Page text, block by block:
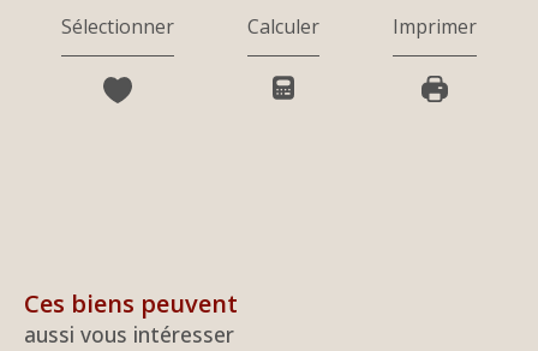
Sélectionner Calculer Imprimer
Ces biens peuvent
aussi vous intéresser